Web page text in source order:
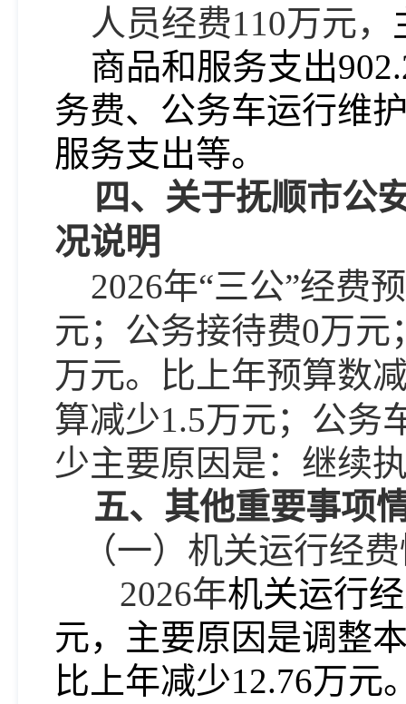
人员经费110万元，
商品和服务支出
务费、公务车运行维
服务支出等。
四、关于抚顺市公
况说明
2026年“三公”经费
元；公务接待费0万元
万元。
比上年预算数
算减少1.5万元； 公务
少主要原因是： 继续
五、其他重要事项
（一）机关运行经
2026年机关运行
元， 主要原因是调整
比上年减少12.76万元